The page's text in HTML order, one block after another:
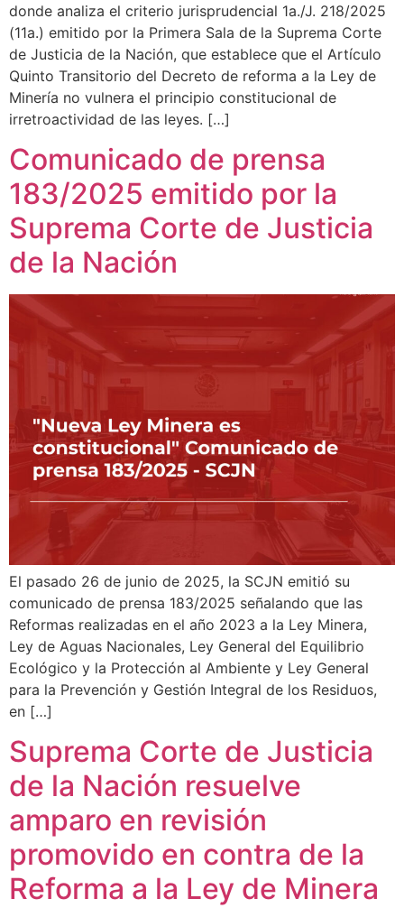
donde analiza el criterio jurisprudencial 1a./J. 218/2025
(11a.) emitido por la Primera Sala de la Suprema Corte
de Justicia de la Nación, que establece que el Artículo
Quinto Transitorio del Decreto de reforma a la Ley de
Minería no vulnera el principio constitucional de
irretroactividad de las leyes. […]
Comunicado de prensa
183/2025 emitido por la
Suprema Corte de Justicia
de la Nación
El pasado 26 de junio de 2025, la SCJN emitió su
comunicado de prensa 183/2025 señalando que las
Reformas realizadas en el año 2023 a la Ley Minera,
Ley de Aguas Nacionales, Ley General del Equilibrio
Ecológico y la Protección al Ambiente y Ley General
para la Prevención y Gestión Integral de los Residuos,
en […]
Suprema Corte de Justicia
de la Nación resuelve
amparo en revisión
promovido en contra de la
Reforma a la Ley de Minera